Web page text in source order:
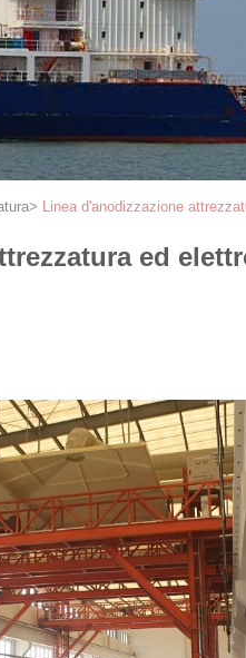
> Linea d'anodizzazione
ed